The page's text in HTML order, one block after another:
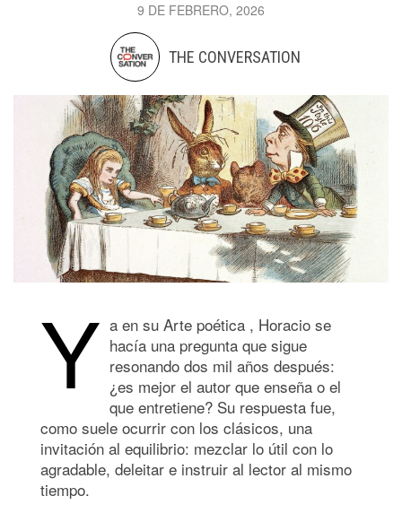
9 DE FEBRERO, 2026
THE CONVERSATION
Y a en su Arte poética , Horacio se
hacía una pregunta que sigue
resonando dos mil años después:
¿es mejor el autor que enseña o el
que entretiene? Su respuesta fue,
como suele ocurrir con los clásicos, una
invitación al equilibrio: mezclar lo útil con lo
agradable, deleitar e instruir al lector al mismo
tiempo.